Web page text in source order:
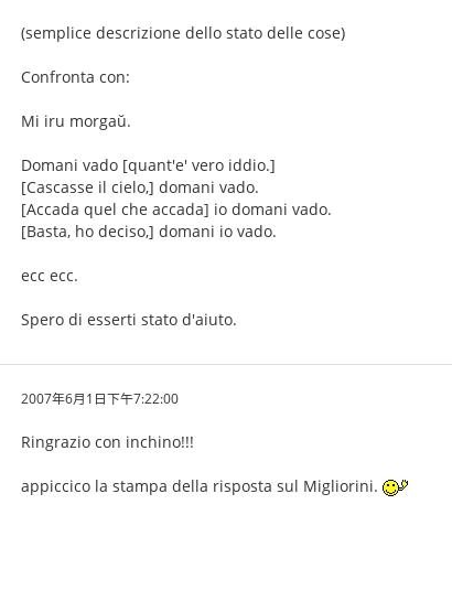
(semplice descrizione dello stato delle cose)
Confronta con:
Mi iru morgaŭ.
Domani vado [quant'e' vero iddio.]
[Cascasse il cielo,] domani vado.
[Accada quel che accada] io domani vado.
[Basta, ho deciso,] domani io vado.
ecc ecc.
Spero di esserti stato d'aiuto.
2007年6月1日下午7:22:00
Ringrazio con inchino!!!
appiccico la stampa della risposta sul Migliorini.